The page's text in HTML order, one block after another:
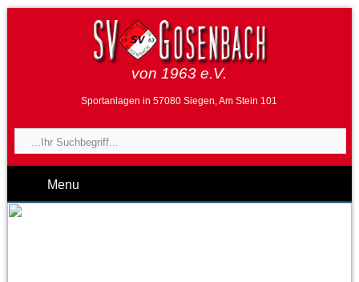
von 1963 e.V.
Sportanlagen in 57080 Siegen, Am Stein 101
Menu